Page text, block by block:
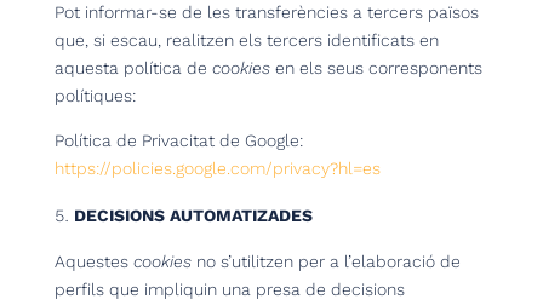
Pot informar-se de les transferències a tercers països
que, si escau, realitzen els tercers identificats en
aquesta política de cookiesen els seus corresponents
polítiques:
Política de Privacitat de Google:
https://policies.google.com/privacy?hl=es
DECISIONS AUTOMATIZADES
Aquestes cookiesno s’utilitzen per a l’elaboració de
perfils que impliquin una presa de decisions